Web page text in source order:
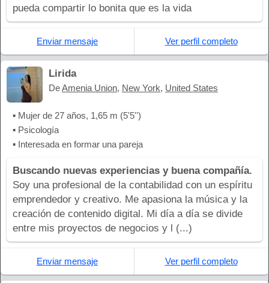
pueda compartir lo bonita que es la vida
Enviar mensaje Ver perfil completo
Lirida
DeAmenia Union, New York, United States
▪ Mujer de 27 años, 1,65 m (5'5'')
▪ Psicología
▪ Interesada en formar una pareja
Buscando nuevas experiencias y buena compañía.
Soy una profesional de la contabilidad con un espíritu
emprendedor y creativo. Me apasiona la música y la
creación de contenido digital. Mi día a día se divide
entre mis proyectos de negocios y l (...)
Enviar mensaje Ver perfil completo